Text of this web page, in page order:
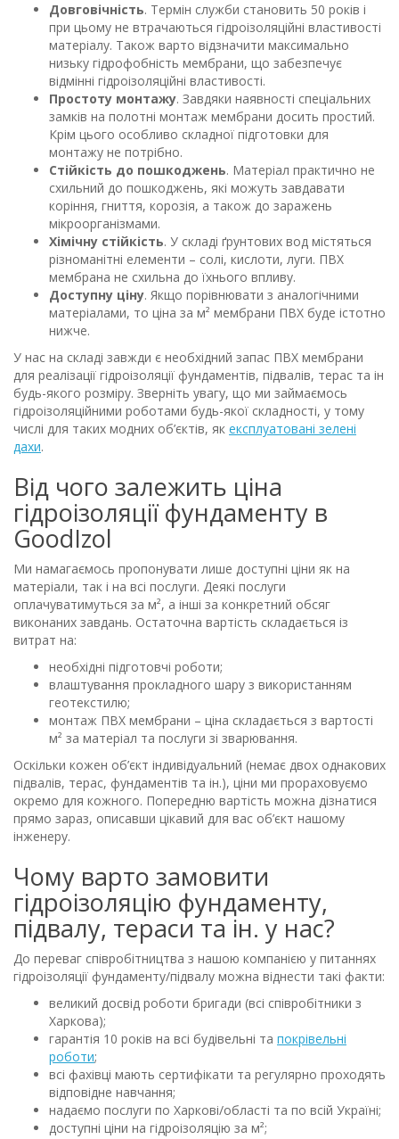
Довговічність. Термін служби становить 50 років і
при цьому не втрачаються гідроізоляційні властивості
матеріалу. Також варто відзначити максимально
низьку гідрофобність мембрани, що забезпечує
відмінні гідроізоляційні властивості.
Простоту монтажу. Завдяки наявності спеціальних
замків на полотні монтаж мембрани досить простий.
Крім цього особливо складної підготовки для
монтажу не потрібно.
Стійкість до пошкоджень. Матеріал практично не
схильний до пошкоджень, які можуть завдавати
коріння, гниття, корозія, а також до заражень
мікроорганізмами.
Хімічну стійкість. У складі ґрунтових вод містяться
різноманітні елементи – солі, кислоти, луги. ПВХ
мембрана не схильна до їхнього впливу.
Доступну ціну. Якщо порівнювати з аналогічними
матеріалами, то ціна за м² мембрани ПВХ буде істотно
нижче.
У нас на складі завжди є необхідний запас ПВХ мембрани
для реалізації гідроізоляції фундаментів, підвалів, терас та ін
будь-якого розміру. Зверніть увагу, що ми займаємось
гідроізоляційними роботами будь-якої складності, у тому
числі для таких модних об’єктів, як експлуатовані зеленi
дахи.
Від чого залежить ціна
гідроізоляції фундаменту в
GoodIzol
Ми намагаємось пропонувати лише доступні ціни як на
матеріали, так і на всі послуги. Деякі послуги
оплачуватимуться за м², а інші за конкретний обсяг
виконаних завдань. Остаточна вартість складається із
витрат на:
необхідні підготовчі роботи;
влаштування прокладного шару з використанням
геотекстилю;
монтаж ПВХ мембрани – ціна складається з вартості
м² за матеріал та послуги зі зварювання.
Оскільки кожен об’єкт індивідуальний (немає двох однакових
підвалів, терас, фундаментів та ін.), ціни ми прораховуємо
окремо для кожного. Попередню вартість можна дізнатися
прямо зараз, описавши цікавий для вас об’єкт нашому
інженеру.
Чому варто замовити
гідроізоляцію фундаменту,
підвалу, тераси та ін. у нас?
До переваг співробітництва з нашою компанією у питаннях
гідроізоляції фундаменту/підвалу можна віднести такі факти:
великий досвід роботи бригади (всі співробітники з
Харкова);
гарантія 10 років на всі будівельні та покрівельні
роботи;
всі фахівці мають сертифікати та регулярно проходять
відповідне навчання;
надаємо послуги по Харкові/області та по всій Україні;
доступні ціни на гідроізоляцію за м²;